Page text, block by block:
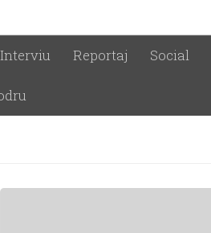
Interviu Reportaj Social